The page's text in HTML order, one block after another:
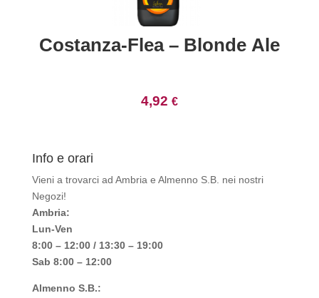
Costanza-Flea – Blonde Ale
4,92 €
Info e orari
Vieni a trovarci ad Ambria e Almenno S.B. nei nostri
Negozi!
Ambria:
Lun-Ven
8:00 – 12:00 / 13:30 – 19:00
Sab 8:00 – 12:00
Almenno S.B.: